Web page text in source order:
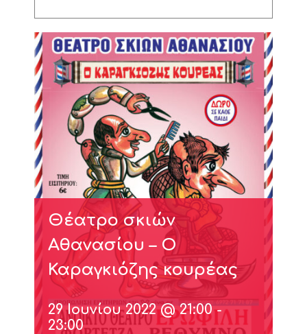
Θέατρο σκιών
Αθανασίου – Ο
Καραγκιόζης κουρέας
29 Ιουνίου 2022 @ 21:00-
23:00